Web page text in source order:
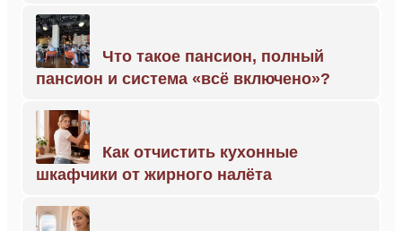
Что такое пансион, полный
пансион и система «всё включено»?
Как отчистить кухонные
шкафчики от жирного налёта